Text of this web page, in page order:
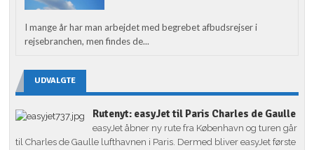
I mange år har man arbejdet med begrebet afbudsrejser i
rejsebranchen, men findes de...
UDVALGTE
Rutenyt: easyJet til Paris Charles de Gaulle
easyJet åbner ny rute fra København og turen går
til Charles de Gaulle lufthavnen i Paris. Dermed bliver easyJet første